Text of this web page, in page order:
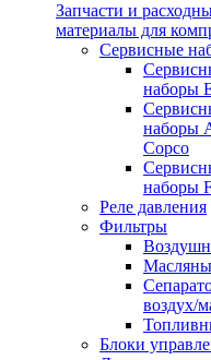
Запчасти и
материалы для
Cервисные
наборы
наборы
Copco
наборы
Реле давления
Фильтры
воздух/
Блоки